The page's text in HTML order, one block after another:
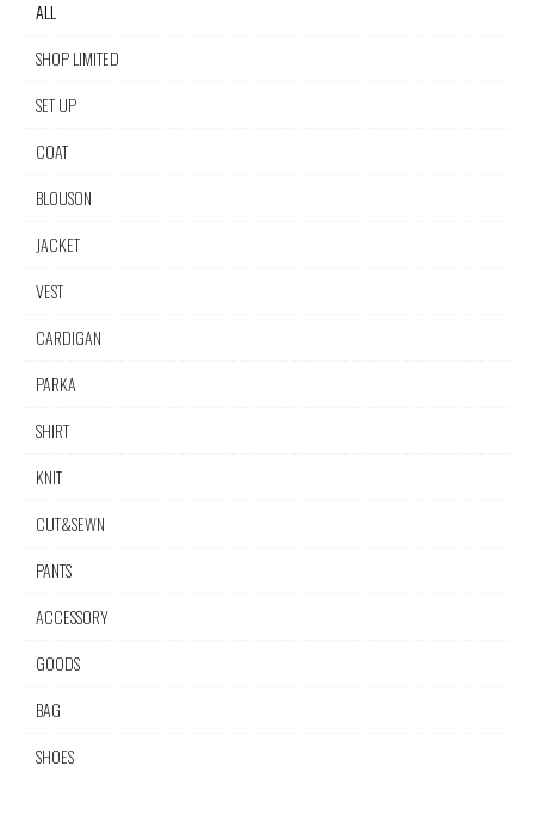
ALL
SHOP LIMITED
SET UP
COAT
BLOUSON
JACKET
VEST
CARDIGAN
PARKA
SHIRT
KNIT
CUT&SEWN
PANTS
ACCESSORY
GOODS
BAG
SHOES